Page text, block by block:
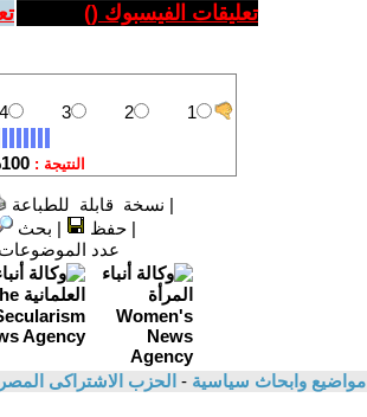
تعليقات الفيسبوك ()
| نسخة قابلة للطباعة
|حفظ | بحث
عدد الموضوعات
مواضيع وابحاث سياسية - الحزب الاشتراكى